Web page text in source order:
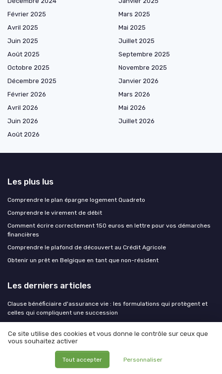
Février 2025
Mars 2025
Avril 2025
Mai 2025
Juin 2025
Juillet 2025
Août 2025
Septembre 2025
Octobre 2025
Novembre 2025
Décembre 2025
Janvier 2026
Février 2026
Mars 2026
Avril 2026
Mai 2026
Juin 2026
Juillet 2026
Août 2026
Les plus lus
Comprendre le plan épargne logement Quadreto
Comprendre le virement de débit
Comment écrire correctement 150 euros en lettre pour vos démarches
financières
Comprendre le plafond de découvert au Crédit Agricole
Obtenir un prêt en Belgique en tant que non-résident
Les derniers articles
Clause bénéficiaire d'assurance vie : les formulations qui protègent et
celles qui compliquent une succession
financière personnelle
Dispositif Relance logement : la promesse d'amortissement pour les
Ce site utilise des cookies et vous donne le contrôle sur ceux que
vous souhaitez activer
Tout accepter Personnaliser